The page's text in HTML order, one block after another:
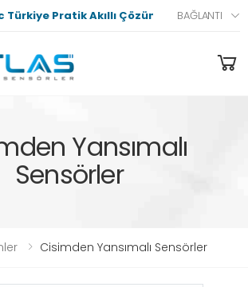
Pratik Akıllı Çözümler BAĞLANTI
Yansımalı
Sensörler
Cisimden Yansımalı Sensörler